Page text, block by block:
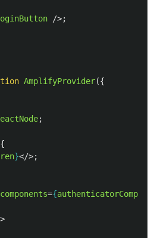
/>;
AmplifyProvider({
;
{
}</>;
components={
>